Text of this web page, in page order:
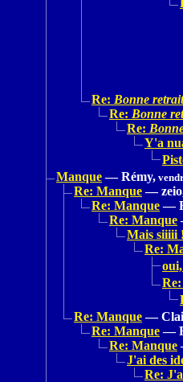
Re: Bonne
Re: Bonne
Re:
Y'a
Manque — Rémy,
Re: Manque —
Re: Manque —
Re: Manque
Mais siiiii !
Re:
Re: Manque —
Re: Manque —
Re: Manque
J'ai des
Re: